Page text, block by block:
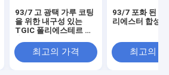
93/7 고 광택 가루 코팅
을 위한 내구성 있는
TGIC 폴리에스테르 樹
최고의 가격
93/7 포화 된
리에스터 합성물
최고의